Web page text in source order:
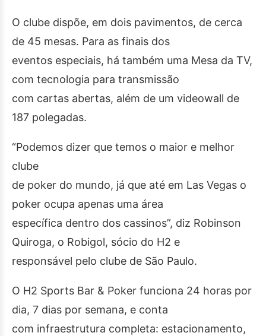
O clube dispõe, em dois pavimentos, de cerca
de 45 mesas. Para as finais dos
eventos especiais, há também uma Mesa da TV,
com tecnologia para transmissão
com cartas abertas, além de um videowall de
187 polegadas.
“Podemos dizer que temos o maior e melhor
clube
de poker do mundo, já que até em Las Vegas o
poker ocupa apenas uma área
específica dentro dos cassinos”, diz Robinson
Quiroga, o Robigol, sócio do H2 e
responsável pelo clube de São Paulo.
O H2 Sports Bar & Poker funciona 24 horas por
dia, 7 dias por semana, e conta
com infraestrutura completa: estacionamento,